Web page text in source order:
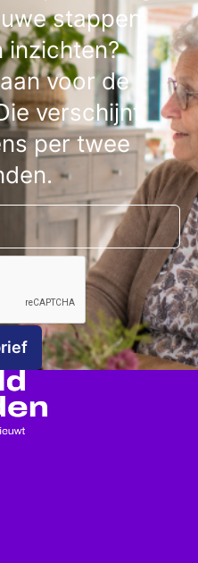
stappen,
inzichten?
voor de
verschijnt
per twee